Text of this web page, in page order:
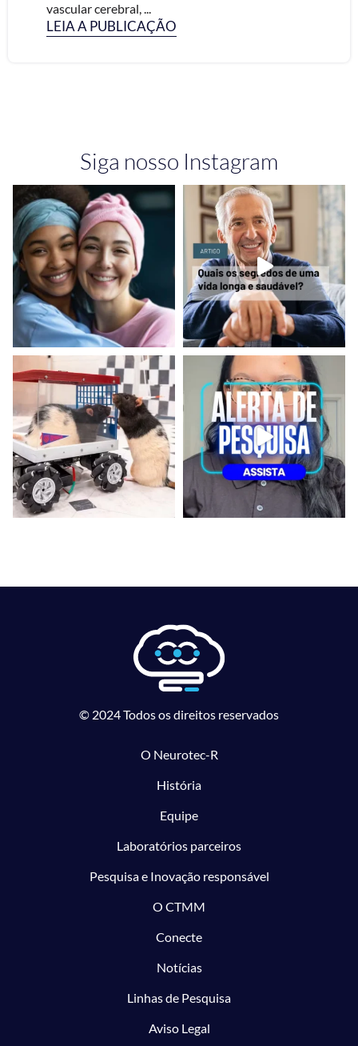
vascular cerebral, ...
LEIA A PUBLICAÇÃO
Siga nosso Instagram
© 2024 Todos os direitos reservados
O Neurotec-R
História
Equipe
Laboratórios parceiros
Pesquisa e Inovação responsável
O CTMM
Conecte
Notícias
Linhas de Pesquisa
Aviso Legal